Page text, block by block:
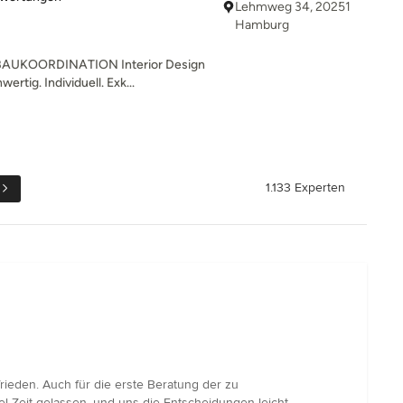
Interior Design
Individuell. Exk...
Lehmweg 34, 20251
Hamburg
1.133 Experten
Auch für die erste Beratung der zu